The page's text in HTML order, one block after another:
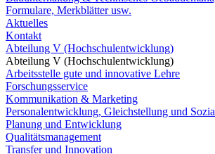
Formulare, Merkblätter usw.
Aktuelles
Kontakt
Abteilung V (Hochschulentwicklung)
Abteilung V (Hochschulentwicklung)
Arbeitsstelle gute und innovative Lehre
Forschungsservice
Kommunikation & Marketing
Personalentwicklung, Gleichstellung und
Planung und Entwicklung
Qualitätsmanagement
Transfer und Innovation